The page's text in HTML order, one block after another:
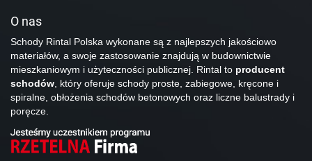
O nas
Schody Rintal Polska wykonane są z najlepszych jakościowo
materiałów, a swoje zastosowanie znajdują w budownictwie
mieszkaniowym i użyteczności publicznej. Rintal to producent
schodów, który oferuje schody proste, zabiegowe, kręcone i
spiralne, obłożenia schodów betonowych oraz liczne balustrady i
poręcze.